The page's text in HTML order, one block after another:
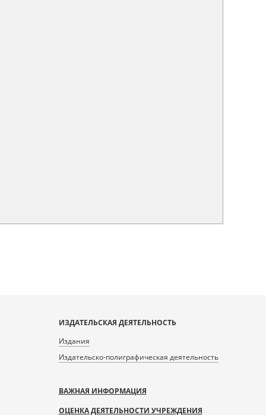
ИЗДАТЕЛЬСКАЯ ДЕЯТЕЛЬНОСТЬ
Издания
Издательско-полиграфическая деятельность
ВАЖНАЯ ИНФОРМАЦИЯ
ОЦЕНКА ДЕЯТЕЛЬНОСТИ УЧРЕЖДЕНИЯ